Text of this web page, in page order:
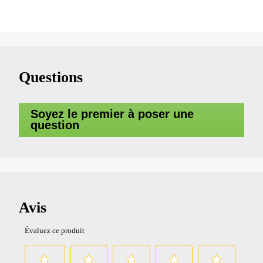
Questions
Soyez le premier à poser une
question